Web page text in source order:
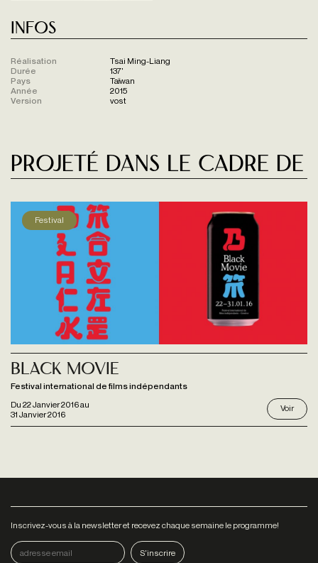
Infos
Réalisation
Tsai Ming-Liang
Durée
137'
Pays
Taïwan
Année
2015
Version
vost
Projeté dans le cadre de
Festival
Du 22 Janvier 2016au
31 Janvier 2016
Black Movie
Festival international de films indépendants
Voir
Inscrivez-vous à la newsletter et recevez chaque semaine le programme!